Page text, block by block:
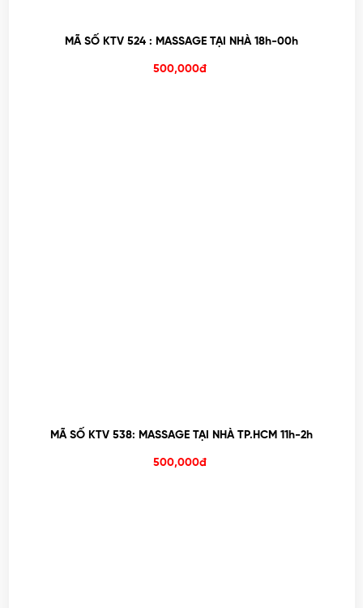
MÃ SỐ KTV 524 : MASSAGE TẠI NHÀ 18h-00h
500,000đ
MÃ SỐ KTV 538: MASSAGE TẠI NHÀ TP.HCM 11h-2h
500,000đ